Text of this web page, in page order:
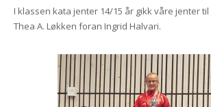
I klassen kata jenter 14/15 år gikk våre jenter
Thea A. Løkken foran Ingrid Halvari.